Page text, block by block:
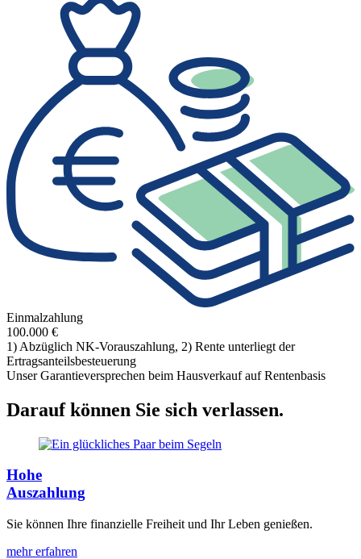
Einmalzahlung
100.000 €
1) Abzüglich NK-Vorauszahlung, 2) Rente unterliegt der
Ertragsanteilsbesteuerung
Unser Garantieversprechen beim Hausverkauf auf Rentenbasis
Darauf können Sie sich verlassen.
Hohe
Auszahlung
Sie können Ihre finanzielle Freiheit und Ihr Leben genießen.
mehr erfahren